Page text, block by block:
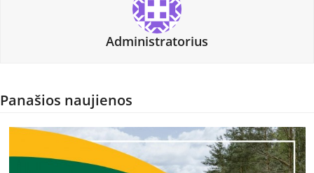
Administratorius
Panašios naujienos